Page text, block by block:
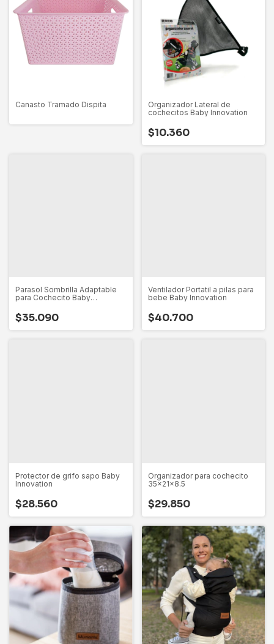
Canasto Tramado Dispita
Organizador Lateral de
cochecitos Baby Innovation
$10.360
Parasol Sombrilla Adaptable
para Cochecito Baby
$35.090
Ventilador Portatil a pilas para
bebe Baby Innovation
$40.700
Protector de grifo sapo Baby
Innovation
$28.560
Organizador para cochecito
35x21x8.5
$29.850